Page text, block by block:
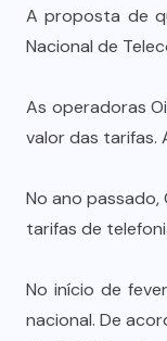
A proposta de
Nacional de
As operadoras
valor das tarifas.
No ano passado,
tarifas de
No início de
nacional. De